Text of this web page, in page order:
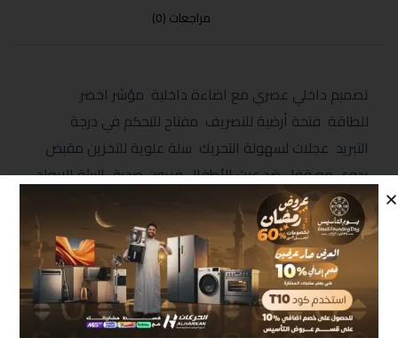
مراجعات (0)
تصميم داخلي عصري مع اضاءة داخلية مؤشر اخضر
للطاقة فتحة أرضية للتصريف مفتاح للتحكم في درجة
التبريد عجلات لسهولة التحريك سلة علوية للتخزين مقبض
يدوي مع قفل ضد عبث الأطفال فريون صديق البيئة الابعاد
(MM) 850*820*555
منتجات مشابهة